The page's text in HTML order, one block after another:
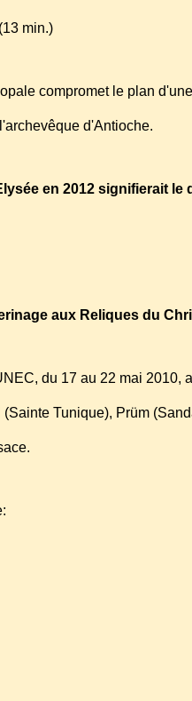
(13 min.)
compromet le plan
d'Antioche.
en 2012 signifierait le
aux Reliques du
du 17 au 22 mai
Tunique), Prüm